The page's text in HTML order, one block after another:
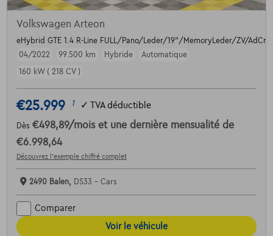
Volkswagen Arteon
eHybrid GTE 1.4 R-Line FULL/Pano/Leder/19"/MemoryLeder/ZV/
04/2022
99.500 km Hybride
Automatique
160 kW ( 218 CV )
€25.999 1 ✓ TVA déductible
Dès €498,89/mois et une dernière mensualité de
€6.998,64
Découvrez l’exemple chiffré complet
2490 Balen, DS33 - Cars
Comparer
Voir le véhicule